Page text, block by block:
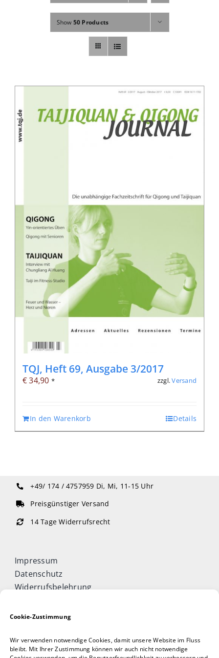
Cookie-Zustimmung
Wir verwenden notwendige Cookies, damit unsere Website im Fluss
bleibt. Mit Ihrer Zustimmung können wir auch nicht notwendige
Fachbücher
Poster, Karten, Medien
Show 50 Products
TQJ, Heft 69, Ausgabe 3/2017
€34,90 * zzgl.Versand
In den Warenkorb Details
+49/ 174 / 4757959 Di, Mi, 11-15 Uhr
Preisgünstiger Versand
14 Tage Widerrufsrecht
Impressum
Datenschutz
Widerrufsbelehrung
Allgemeine Geschäftsbedingungen
Taijiquan & Qigong Journal